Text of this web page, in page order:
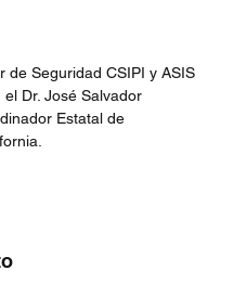
de Seguridad CSIPI y ASIS
Dr. José Salvador
Estatal de